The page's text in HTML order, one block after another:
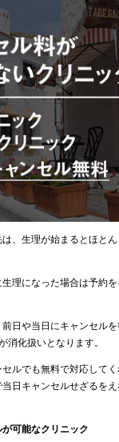
、生理が始まるとほと
理になった場合は予約
日や当日にキャンセル
消化扱いとなります。
ルでも無料で対応して
日キャンセルせざるを
可能なクリニック